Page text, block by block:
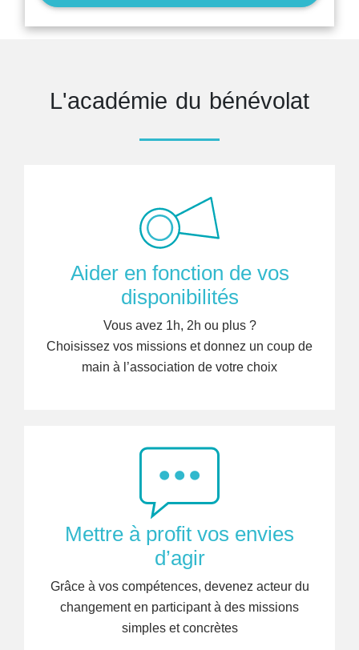
L'académie du bénévolat
Aider en fonction de vos
disponibilités
Vous avez 1h, 2h ou plus ?
Choisissez vos missions et donnez un coup de
main à l’association de votre choix
Mettre à profit vos envies
d’agir
Grâce à vos compétences, devenez acteur du
changement en participant à des missions
simples et concrètes